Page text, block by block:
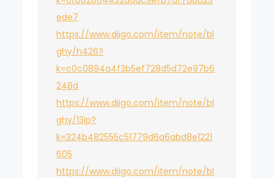
ede7
https://www.diigo.com/item/note/bl
ghy/h426?
k=c0c0894a4f3b5ef728d5d72e97b6
248d
https://www.diigo.com/item/note/bl
ghy/13ip?
k=324b482555c51779d6a6abd8e1221
605
https://www.diigo.com/item/note/bl